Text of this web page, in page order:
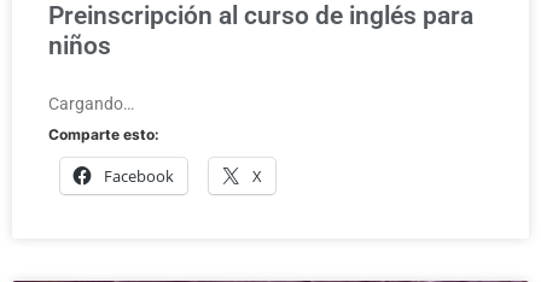
Preinscripción al curso de inglés para
niños
Cargando…
Comparte esto:
Facebook X